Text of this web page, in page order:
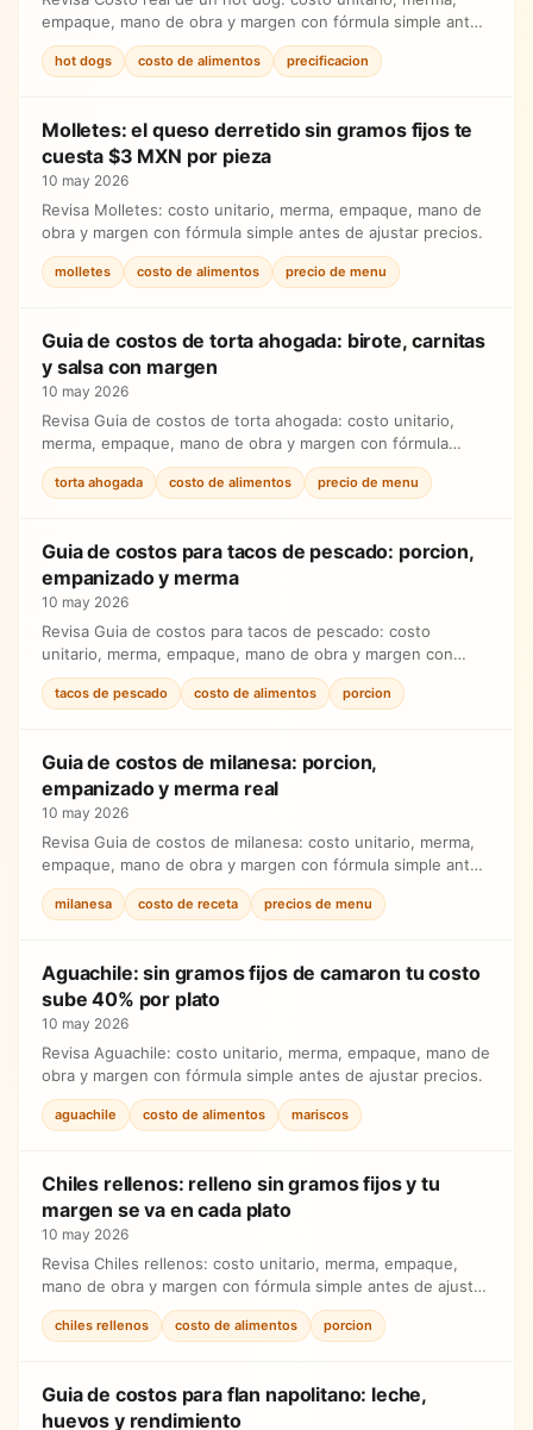
empaque, mano de obra y margen con fórmula simple antes
de ajustar precios.
hot dogs costo de alimentos precificacion
Molletes: el queso derretido sin gramos fijos te
cuesta $3 MXN por pieza
10 may 2026
Revisa Molletes: costo unitario, merma, empaque, mano de
obra y margen con fórmula simple antes de ajustar precios.
molletes costo de alimentos precio de menu
Guia de costos de torta ahogada: birote, carnitas
y salsa con margen
10 may 2026
Revisa Guia de costos de torta ahogada: costo unitario,
merma, empaque, mano de obra y margen con fórmula
simple antes de ajustar precios.
torta ahogada costo de alimentos precio de menu
Guia de costos para tacos de pescado: porcion,
empanizado y merma
10 may 2026
Revisa Guia de costos para tacos de pescado: costo
unitario, merma, empaque, mano de obra y margen con
fórmula simple antes de ajustar precios.
tacos de pescado costo de alimentos porcion
Guia de costos de milanesa: porcion,
empanizado y merma real
10 may 2026
Revisa Guia de costos de milanesa: costo unitario, merma,
empaque, mano de obra y margen con fórmula simple antes
de ajustar precios.
milanesa costo de receta precios de menu
Aguachile: sin gramos fijos de camaron tu costo
sube 40% por plato
10 may 2026
Revisa Aguachile: costo unitario, merma, empaque, mano de
obra y margen con fórmula simple antes de ajustar precios.
aguachile costo de alimentos mariscos
Chiles rellenos: relleno sin gramos fijos y tu
margen se va en cada plato
10 may 2026
Revisa Chiles rellenos: costo unitario, merma, empaque,
mano de obra y margen con fórmula simple antes de ajustar
precios.
chiles rellenos costo de alimentos porcion
Guia de costos para flan napolitano: leche,
huevos y rendimiento